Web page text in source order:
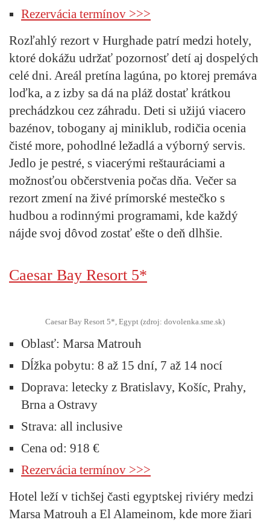
Rezervácia termínov >>>
Rozľahlý rezort v Hurghade patrí medzi hotely,
ktoré dokážu udržať pozornosť detí aj dospelých
celé dni. Areál pretína lagúna, po ktorej premáva
loďka, a z izby sa dá na pláž dostať krátkou
prechádzkou cez záhradu. Deti si užijú viacero
bazénov, tobogany aj miniklub, rodičia ocenia
čisté more, pohodlné ležadlá a výborný servis.
Jedlo je pestré, s viacerými reštauráciami a
možnosťou občerstvenia počas dňa. Večer sa
rezort zmení na živé prímorské mestečko s
hudbou a rodinnými programami, kde každý
nájde svoj dôvod zostať ešte o deň dlhšie.
Caesar Bay Resort 5*
Caesar Bay Resort 5*, Egypt (zdroj: dovolenka.sme.sk)
Oblasť: Marsa Matrouh
Dĺžka pobytu: 8 až 15 dní, 7 až 14 nocí
Doprava: letecky z Bratislavy, Košíc, Prahy,
Brna a Ostravy
Strava: all inclusive
Cena od: 918 €
Rezervácia termínov >>>
Hotel leží v tichšej časti egyptskej riviéry medzi
Marsa Matrouh a El Alameinom, kde more žiari